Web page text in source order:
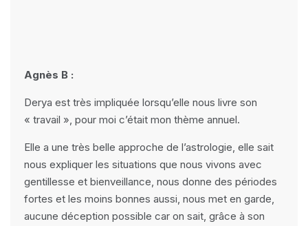
Agnès B :
Derya est très impliquée lorsqu’elle nous livre son
« travail », pour moi c’était mon thème annuel.
Elle a une très belle approche de l’astrologie, elle sait
nous expliquer les situations que nous vivons avec
gentillesse et bienveillance, nous donne des périodes
fortes et les moins bonnes aussi, nous met en garde,
aucune déception possible car on sait, grâce à son